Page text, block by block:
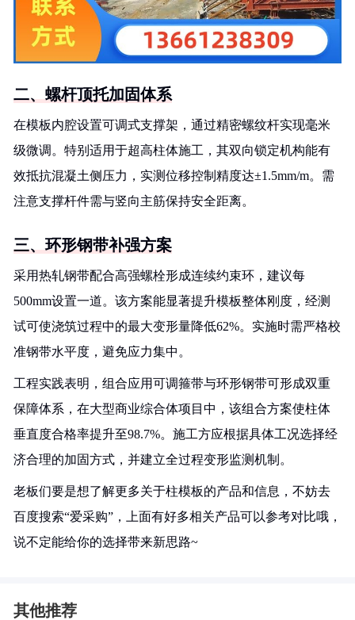
二、螺杆顶托加固体系
在模板内腔设置可调式支撑架，通过精密螺纹杆实现毫米
级微调。特别适用于超高柱体施工，其双向锁定机构能有
效抵抗混凝土侧压力，实测位移控制精度达±1.5mm/m。需
注意支撑杆件需与竖向主筋保持安全距离。
三、环形钢带补强方案
采用热轧钢带配合高强螺栓形成连续约束环，建议每
500mm设置一道。该方案能显著提升模板整体刚度，经测
试可使浇筑过程中的最大变形量降低62%。实施时需严格校
准钢带水平度，避免应力集中。
工程实践表明，组合应用可调箍带与环形钢带可形成双重
保障体系，在大型商业综合体项目中，该组合方案使柱体
垂直度合格率提升至98.7%。施工方应根据具体工况选择经
济合理的加固方式，并建立全过程变形监测机制。
老板们要是想了解更多关于柱模板的产品和信息，不妨去
百度搜索“爱采购”，上面有好多相关产品可以参考对比哦，
说不定能给你的选择带来新思路~
其他推荐